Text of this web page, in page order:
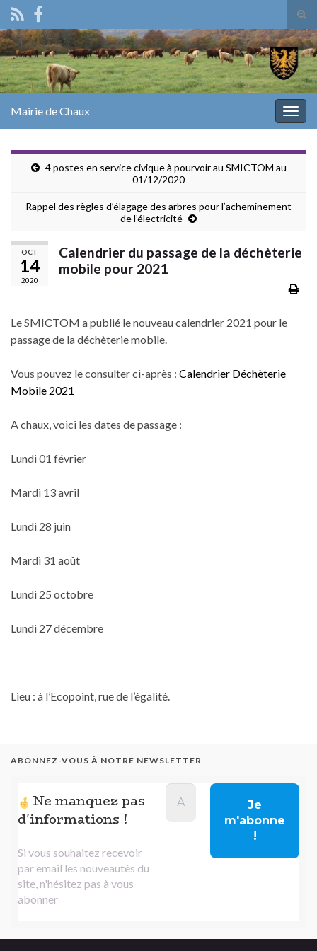
Search for:
Mairie de Chaux
4 postes en service civique à pourvoir au SMICTOM au
01/12/2020
Rappel des règles d’élagage des arbres pour l’acheminement
de l’électricité
OCT
14
2020
Calendrier du passage de la déchèterie
mobile pour 2021
Le SMICTOM a publié le nouveau calendrier 2021 pour le
passage de la déchèterie mobile.
Vous pouvez le consulter ci-après : Calendrier Déchèterie
Mobile 2021
A chaux, voici les dates de passage :
Lundi 01 février
Mardi 13 avril
Lundi 28 juin
Mardi 31 août
Lundi 25 octobre
Lundi 27 décembre
Lieu : à l’Ecopoint, rue de l’égalité.
ABONNEZ-VOUS À NOTRE NEWSLETTER
Ne manquez pas
d'informations !
Si vous souhaitez recevoir
par email les nouveautés du
site, n'hésitez pas à vous
abonner